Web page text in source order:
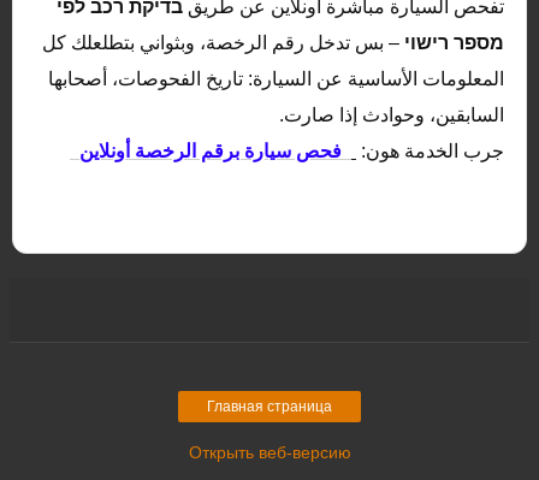
تفحص السيارة مباشرة أونلاين عن طريق בדיקת רכב לפי
מספר רישוי – بس تدخل رقم الرخصة، وبثواني بتطلعلك كل
المعلومات الأساسية عن السيارة: تاريخ الفحوصات، أصحابها
السابقين، وحوادث إذا صارت.
جرب الخدمة هون:
فحص سيارة برقم الرخصة أونلاين
Главная страница
Открыть веб-версию